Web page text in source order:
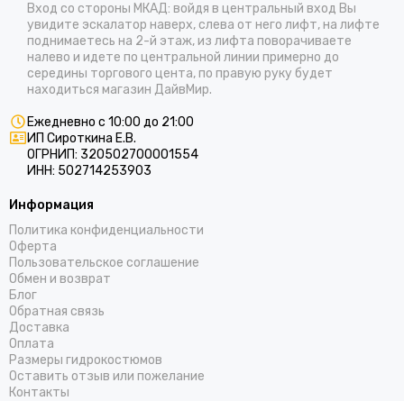
Вход со стороны МКАД: войдя в центральный вход Вы
увидите эскалатор наверх, слева от него лифт, на лифте
поднимаетесь на 2-й этаж, из лифта поворачиваете
налево и идете по центральной линии примерно до
середины торгового цента, по правую руку будет
находиться магазин ДайвМир.
Ежедневно с 10:00 до 21:00
ИП Сироткина Е.В.
ОГРНИП: 320502700001554
ИНН: 502714253903
Информация
Политика конфиденциальности
Оферта
Пользовательское соглашение
Обмен и возврат
Блог
Обратная связь
Доставка
Оплата
Размеры гидрокостюмов
Оставить отзыв или пожелание
Контакты